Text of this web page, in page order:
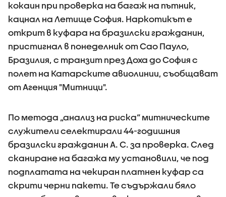
кокаин при проверка на багаж на пътник,
кацнал на Летище София. Наркотикът е
открит в куфара на бразилски гражданин,
пристигнал в понеделник от Сао Пауло,
Бразилия, с транзит през Доха до София с
полет на Катарските авиолинии, съобщават
от Агенция "Митници".
По метода „анализ на риска“ митническите
служители селектирали 44-годишния
бразилски гражданин А. С. за проверка. След
сканиране на багажа му установили, че под
подплатата на чекиран платнен куфар са
скрити черни пакети. Те съдържали бяло